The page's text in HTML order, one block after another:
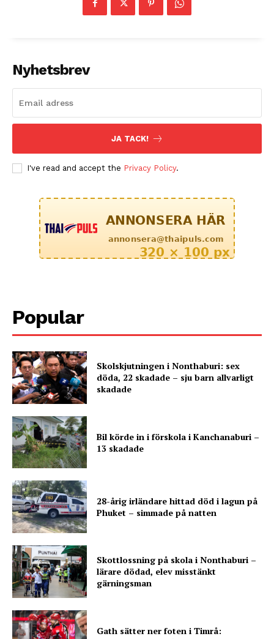
Nyhetsbrev
JA TACK!
I've read and accept the Privacy Policy.
Popular
Skolskjutningen i Nonthaburi: sex
döda, 22 skadade – sju barn allvarligt
skadade
Bil körde in i förskola i Kanchanaburi –
13 skadade
28-årig irländare hittad död i lagun på
Phuket – simmade på natten
Skottlossning på skola i Nonthaburi –
lärare dödad, elev misstänkt
gärningsman
Gath sätter ner foten i Timrå: